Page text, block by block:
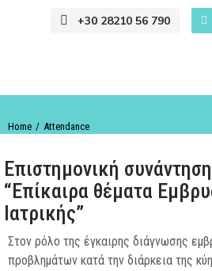
+30 28210 56 790
You are here:
Home Attendance
Επιστημονική
“Επίκαιρα θέματα
Ιατρικής”
Στον ρόλο της έγκαιρης διάγνωσης
προβλημάτων κατά την διάρκεια της